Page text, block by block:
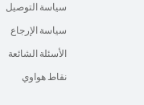
سياسة التوصيل
سياسة الإرجاع
الأسئلة الشائعة
نقاط هواوي